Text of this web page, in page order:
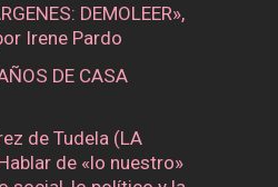
DEMOLEER»,
Irene Pardo
DE CASA
de Tudela (LA
de «lo nuestro»